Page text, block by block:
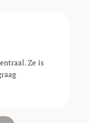
Ze is